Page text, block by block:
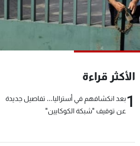
الأكثر قراءة
1بعد انكشافهم في أستراليا... تفاصيل جديدة
عن توقيف "شبكة الكوكايين"
شاهد البرامج
الترددات
لاعلاناتكم